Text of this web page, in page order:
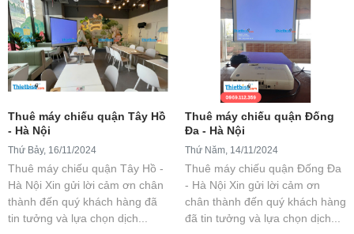
Thuê máy chiếu quận Tây Hồ
- Hà Nội
Thứ Bảy, 16/11/2024
Thuê máy chiếu quận Tây Hồ -
Hà Nội Xin gửi lời cảm ơn chân
thành đến quý khách hàng đã
tin tưởng và lựa chọn dịch...
Thuê máy chiếu quận Đống
Đa - Hà Nội
Thứ Năm, 14/11/2024
Thuê máy chiếu quận Đống Đa
- Hà Nội Xin gửi lời cảm ơn
chân thành đến quý khách hàng
đã tin tưởng và lựa chọn dịch...